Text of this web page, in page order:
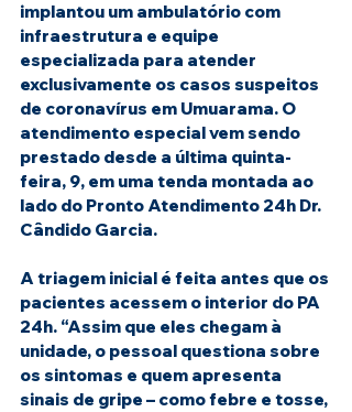
implantou um ambulatório com
infraestrutura e equipe
especializada para atender
exclusivamente os casos suspeitos
de coronavírus em Umuarama. O
atendimento especial vem sendo
prestado desde a última quinta-
feira, 9, em uma tenda montada ao
lado do Pronto Atendimento 24h Dr.
Cândido Garcia.
A triagem inicial é feita antes que os
pacientes acessem o interior do PA
24h. “Assim que eles chegam à
unidade, o pessoal questiona sobre
os sintomas e quem apresenta
sinais de gripe – como febre e tosse,